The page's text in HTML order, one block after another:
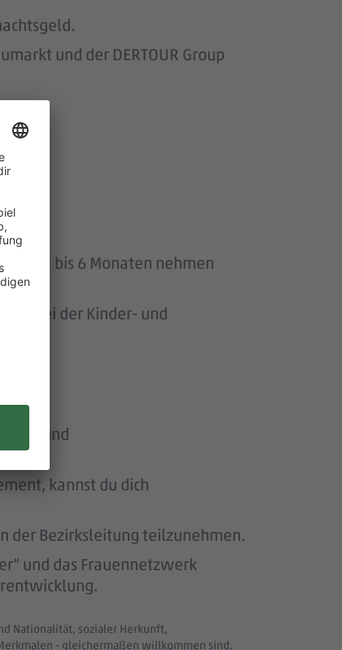
und der DERTOUR Group
von 1 bis 6 Monaten nehmen
bei der Kinder- und
und
kannst du dich
der Bezirksleitung teilzunehmen.
und das Frauennetzwerk
Nationalität, sozialer Herkunft,
- gleichermaßen willkommen sind.